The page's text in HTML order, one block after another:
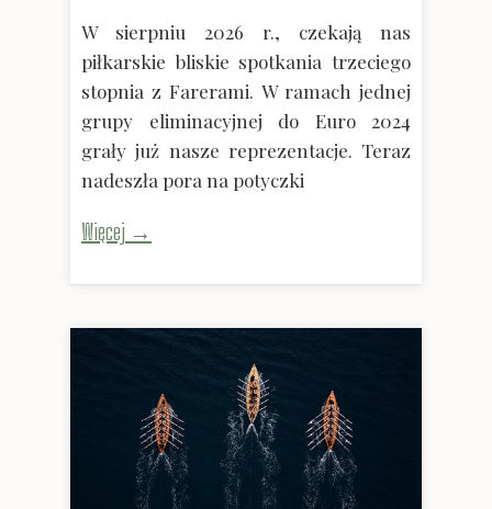
W sierpniu 2026 r., czekają nas
piłkarskie bliskie spotkania trzeciego
stopnia z Farerami. W ramach jednej
grupy eliminacyjnej do Euro 2024
grały już nasze reprezentacje. Teraz
nadeszła pora na potyczki
Więcej →